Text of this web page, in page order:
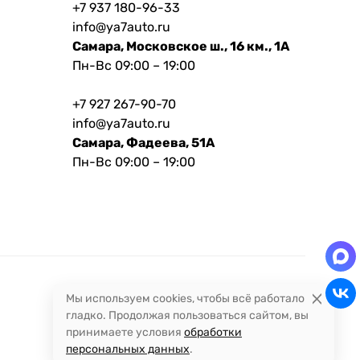
+7 937 180-96-33
info@ya7auto.ru
Самара, Московское ш., 16 км., 1А
Пн-Вс 09:00 – 19:00
+7 927 267-90-70
info@ya7auto.ru
Самара, Фадеева, 51А
Пн-Вс 09:00 – 19:00
Мы используем cookies, чтобы всё работало
гладко. Продолжая пользоваться сайтом, вы
принимаете условия обработки
персональных данных.